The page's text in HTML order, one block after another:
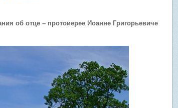
об отце – протоиерее Иоанне Григорьевиче